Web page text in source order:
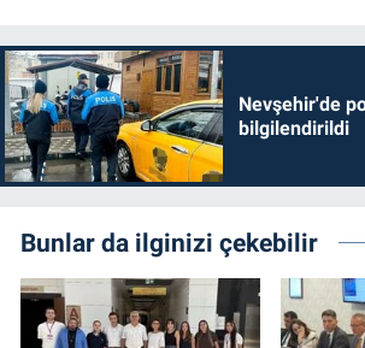
Nevşehir'de
bilgilendirildi
Bunlar da ilginizi çekebilir